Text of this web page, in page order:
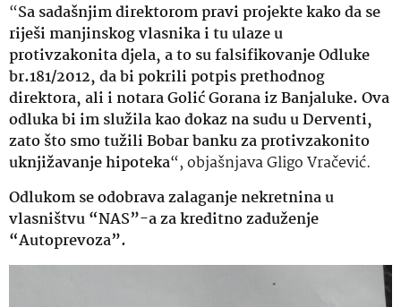
“Sa sadašnjim direktorom pravi projekte kako da se
riješi manjinskog vlasnika i tu ulaze u
protivzakonita djela, a to su falsifikovanje Odluke
br.181/2012, da bi pokrili potpis prethodnog
direktora, ali i notara Golić Gorana iz Banjaluke. Ova
odluka bi im služila kao dokaz na sudu u Derventi,
zato što smo tužili Bobar banku za protivzakonito
uknjižavanje hipoteka“, objašnjava Gligo Vračević.
Odlukom se odobrava zalaganje nekretnina u
vlasništvu “NAS”-a za kreditno zaduženje
“Autoprevoza”.